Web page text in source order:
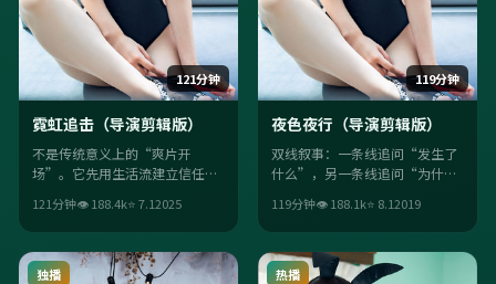
121分钟
霓虹追击（导演剪辑版）
不是传统意义上的“爽片开
场”。它先用生活流建立信任，
区；毕赣的调度让每场戏都“有
目的”。
121分钟👁188.4k⭐7.12025
119分钟
夜色夜行（导演剪辑版）
双线叙事：一条线追问“发生了
什么”，另一条线追问“为什么
汇，反转不炫技，但足够狠。
119分钟👁188.1k⭐ 8.12019
独播 热播